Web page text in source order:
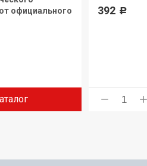
официального
392 Р